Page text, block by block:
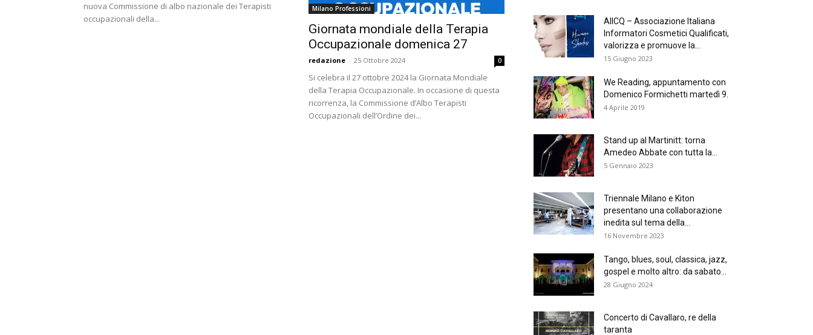
nuova Commissione di albo nazionale dei Terapisti
occupazionali della...
Milano Professioni
Giornata mondiale della Terapia
Occupazionale domenica 27
redazione - 25 Ottobre 2024 0
Si celebra il 27 ottobre 2024 la Giornata Mondiale
della Terapia Occupazionale. In occasione di questa
ricorrenza, la Commissione d’Albo Terapisti
Occupazionali dell’Ordine dei...
AIICQ – Associazione Italiana
Informatori Cosmetici Qualificati,
valorizza e promuove la...
15 Giugno 2023
We Reading, appuntamento con
Domenico Formichetti martedì 9.
4 Aprile 2019
Stand up al Martinitt: torna
Amedeo Abbate con tutta la...
5 Gennaio 2023
Triennale Milano e Kiton
presentano una collaborazione
inedita sul tema della...
16 Novembre 2023
Tango, blues, soul, classica, jazz,
gospel e molto altro: da sabato...
28 Giugno 2024
Concerto di Cavallaro, re della
taranta